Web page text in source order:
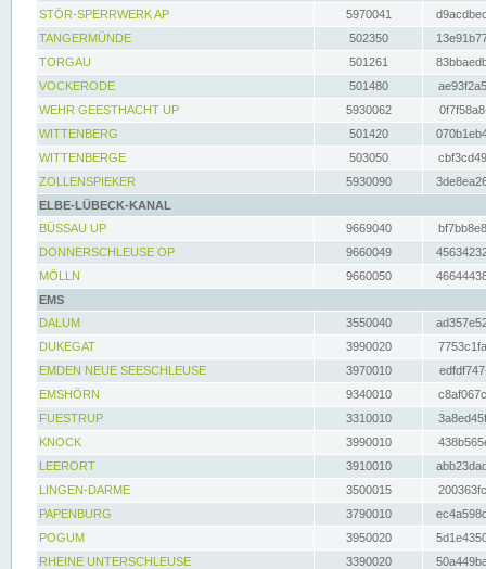
STÖR-SPERRWERK AP 5970041
TANGERMÜNDE
502350
TORGAU
501261
VOCKERODE
501480
WEHR GEESTHACHT UP
5930062
WITTENBERG
501420
WITTENBERGE
503050
ZOLLENSPIEKER
5930090
ELBE-LÜBECK-KANAL
BÜSSAU UP
9669040
DONNERSCHLEUSE OP
9660049
MÖLLN
9660050
EMS
DALUM
3550040
DUKEGAT
3990020
EMDEN NEUE SEESCHLEUSE
3970010
EMSHÖRN
9340010
FUESTRUP
3310010
KNOCK
3990010
LEERORT
3910010
LINGEN-DARME
3500015
PAPENBURG
3790010
POGUM
3950020
RHEINE UNTERSCHLEUSE
3390020